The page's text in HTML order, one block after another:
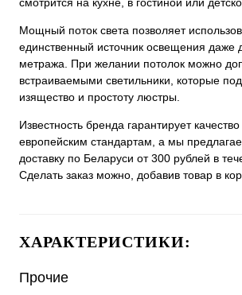
Мощный поток света позволяет
единственный источник освещения даже
метража. При желании потолок можно
встраиваемыми светильники, которые
изящество и простоту люстры.
Известность бренда гарантирует
европейским стандартам, а мы
доставку по Беларуси от 300 рублей в
Сделать заказ можно, добавив товар в
ХАРАКТЕРИСТИКИ:
Прочие